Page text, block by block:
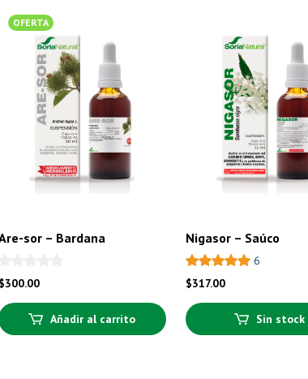
OFERTA
sor – Bardana
$300.00
Añadir al carrito
Nigasor – Saúco
6
$317.00
Sin stock